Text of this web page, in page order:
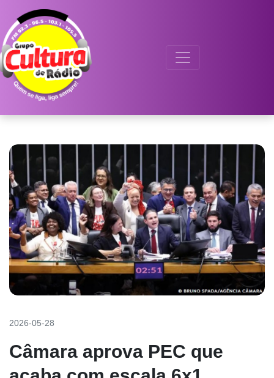
2026-05-28
Câmara aprova PEC que